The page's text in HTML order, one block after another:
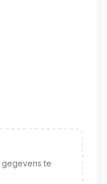
gegevens te